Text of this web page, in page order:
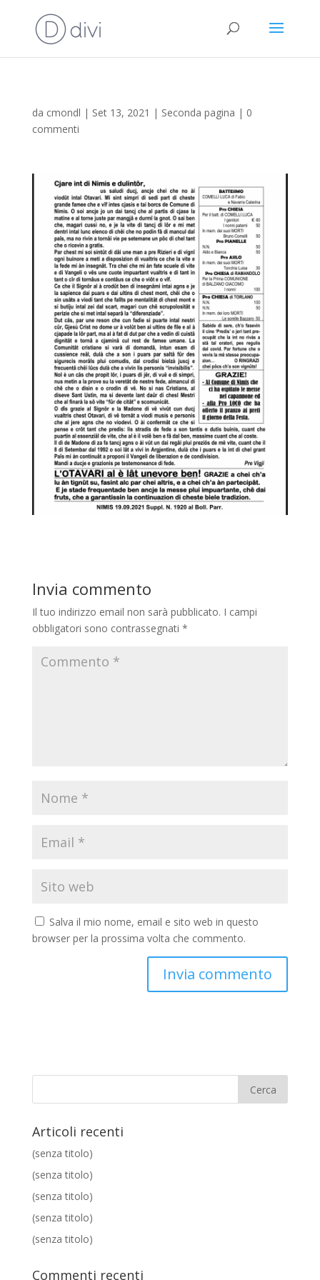
da cmondl | Set 13, 2021 | Seconda pagina | 0
commenti
Invia commento
Il tuo indirizzo email non sarà pubblicato. I campi
obbligatori sono contrassegnati *
Salva il mio nome, email e sito web in questo
browser per la prossima volta che commento.
Articoli recenti
(senza titolo)
(senza titolo)
(senza titolo)
(senza titolo)
(senza titolo)
Commenti recenti